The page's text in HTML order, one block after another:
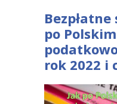
Bezpłatne
po
rok 2022 i